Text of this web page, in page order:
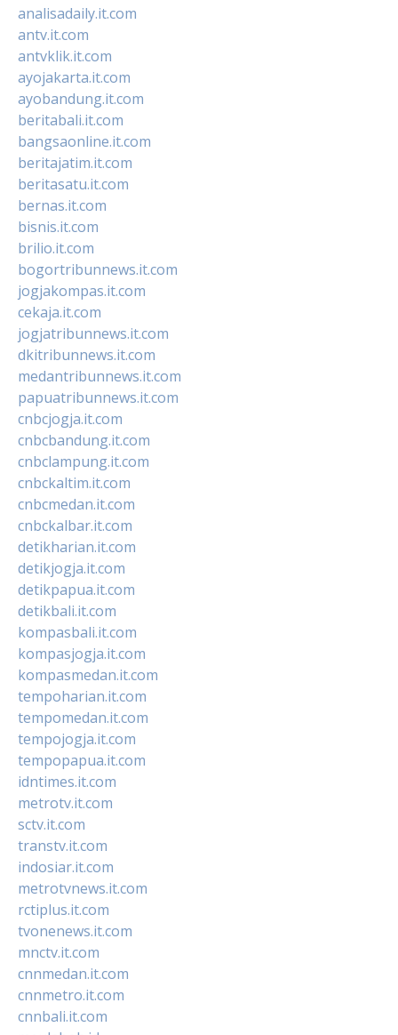
analisadaily.it.com
antv.it.com
antvklik.it.com
ayojakarta.it.com
ayobandung.it.com
beritabali.it.com
bangsaonline.it.com
beritajatim.it.com
beritasatu.it.com
bernas.it.com
bisnis.it.com
brilio.it.com
bogortribunnews.it.com
jogjakompas.it.com
cekaja.it.com
jogjatribunnews.it.com
dkitribunnews.it.com
medantribunnews.it.com
papuatribunnews.it.com
cnbcjogja.it.com
cnbcbandung.it.com
cnbclampung.it.com
cnbckaltim.it.com
cnbcmedan.it.com
cnbckalbar.it.com
detikharian.it.com
detikjogja.it.com
detikpapua.it.com
detikbali.it.com
kompasbali.it.com
kompasjogja.it.com
kompasmedan.it.com
tempoharian.it.com
tempomedan.it.com
tempojogja.it.com
tempopapua.it.com
idntimes.it.com
metrotv.it.com
sctv.it.com
transtv.it.com
indosiar.it.com
metrotvnews.it.com
rctiplus.it.com
tvonenews.it.com
mnctv.it.com
cnnmedan.it.com
cnnmetro.it.com
cnnbali.it.com